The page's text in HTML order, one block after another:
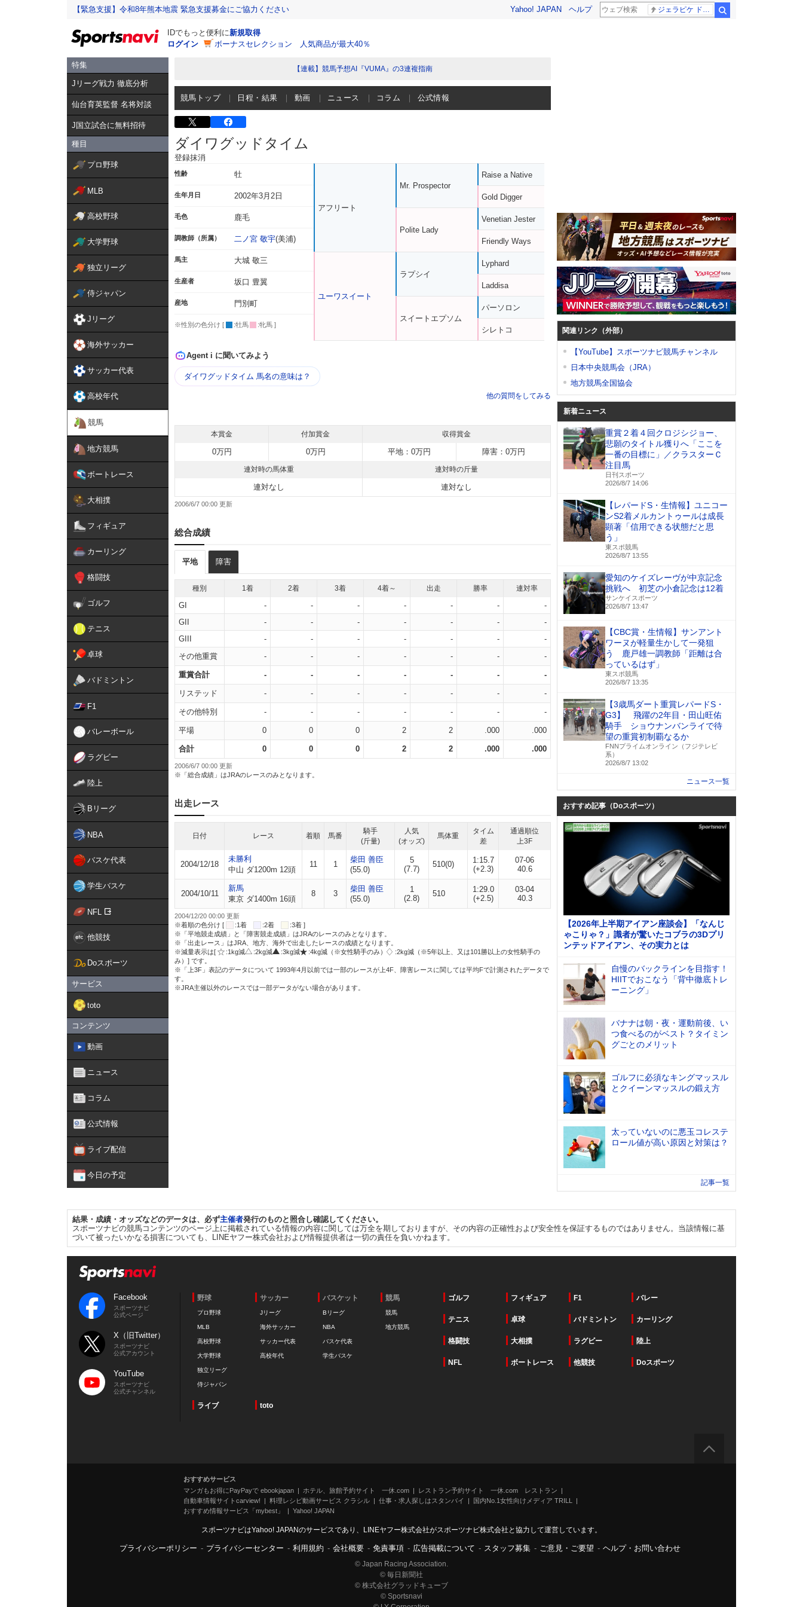
【緊急支援】令和8年熊本地震 緊急支援募金にご協力ください Yahoo! JAPAN ヘルプ
IDでもっと便利に新規取得
ログイン
ボーナスセレクション 人気商品が最大40％
特集
Jリーグ戦力 徹底分析
仙台育英監督 名将対談
J国立試合に無料招待
種目
プロ野球
MLB
高校野球
大学野球
独立リーグ
侍ジャパン
Jリーグ
海外サッカー
サッカー代表
高校年代
競馬
地方競馬
ボートレース
大相撲
フィギュア
カーリング
格闘技
ゴルフ
テニス
卓球
バドミントン
F1
バレーボール
ラグビー
陸上
Bリーグ
NBA
バスケ代表
学生バスケ
NFL
他競技
Doスポーツ
サービス
toto
コンテンツ
動画
ニュース
コラム
公式情報
ライブ配信
今日の予定
【連載】競馬予想AI『VUMA』の3連複指南
競馬トップ 日程・結果 動画 ニュース コラム 公式情報
ダイワグッドタイム
登録抹消
性齢 牡
生年月日 2002年3月2日
毛色 鹿毛
調教師（所属） 二ノ宮 敬宇(美浦)
馬主 大城 敬三
生産者 坂口 豊翼
産地 門別町
※性別の色分け [ :牡馬 :牝馬 ]
アフリート
ユーワスイート
Mr. Prospector
Polite Lady
ラプシイ
スイートエプソム
Raise a Native
Gold Digger
Venetian Jester
Friendly Ways
Lyphard
Laddisa
パーソロン
シレトコ
Agent i に聞いてみよう
ダイワグッドタイム 馬名の意味は？
他の質問をしてみる
本賞金 付加賞金 収得賞金
0万円 0万円 平地：0万円 障害：0万円
連対時の馬体重 連対時の斤量
連対なし 連対なし
2006/6/7 00:00
総合成績
平地 障害
種別 1着 2着 3着 4着～ 出走 勝率 連対率
GI - - - - - -
-
GII
- - - - - -
-
GIII
- - - - - -
-
その他重賞
- - - - - - -
重賞合計 - - - - - - -
リステッド - - - - - - -
その他特別 - - - - - - -
平場 0 0 0 2 2 .000 .000
合計 0 0 0 2 2 .000 .000
2006/6/7 00:00 更新
※「総合成績」はJRAのレースのみとなります。
出走レース
日付 レース 着順 馬番
騎手
(斤量)
人気
(オッズ)
馬体重
タイム
差
通過順位
上3F
2004/12/18
未勝利
中山 ダ1200m 12頭
11 1
柴田 善臣
(55.0)
5
(7.7)
510(0)
1:15.7
(+2.3)
07-06
40.6
2004/10/11
新馬
東京 ダ1400m 16頭
8 3
柴田 善臣
(55.0)
1
(2.8)
510
1:29.0
(+2.5)
03-04
40.3
2004/12/20 00:00 更新
※着順の色分け [
:1着 :2着
:3着 ]
※「平地競走成績」と「障害競走成績」はJRAのレースのみとなります。
※「出走レース」はJRA、地方、海外で出走したレースの成績となります。
※減量表示は[
:1kg減 :2kg減 :3kg減 :4kg減（※女性騎手のみ）
:2kg減（※5年以上、又は101勝以上の女性騎手の
み）] です。
※「上3F」表記のデータについて 1993年4月以前では一部のレースが上4F、障害レースに関しては平均Fで計測されたデータで
す。
※JRA主催以外のレースでは一部データがない場合があります。
関連リンク（外部）
【YouTube】スポーツナビ競馬チャンネル
日本中央競馬会（JRA）
地方競馬全国協会
新着ニュース
重賞２着４回クロジシジョー、
悲願のタイトル獲りへ「ここを
一番の目標に」／クラスターＣ
注目馬
日刊スポーツ
2026/8/7 14:06
【レパードS・生情報】ユニコー
ンS2着メルカントゥールは成長
顕著「信用できる状態だと思
う」
東スポ競馬
2026/8/7 13:55
愛知のケイズレーヴが中京記念
挑戦へ 初芝の小倉記念は12着
サンケイスポーツ
2026/8/7 13:47
【CBC賞・生情報】サンアント
ワーヌが軽量生かして一発狙
う 鹿戸雄一調教師「距離は合
っているはず」
東スポ競馬
2026/8/7 13:35
【3歳馬ダート重賞レパードS・
G3】 飛躍の2年目・田山旺佑
騎手 ショウナンバンライで待
望の重賞初制覇なるか
FNNプライムオンライン（フジテレビ
系）
2026/8/7 13:02
ニュース一覧
おすすめ記事（Doスポーツ）
【2026年上半期アイアン座談会】「なんじ
ゃこりゃ？」識者が驚いたコブラの3Dプリ
ンテッドアイアン、その実力とは
自慢のバックラインを目指す！
HIITでおこなう「背中徹底トレ
ーニング」
バナナは朝・夜・運動前後、い
つ食べるのがベスト？タイミン
グごとのメリット
ゴルフに必須なキングマッスル
とクイーンマッスルの鍛え方
太っていないのに悪玉コレステ
ロール値が高い原因と対策は？
記事一覧
結果・成績・オッズなどのデータは、必ず主催者発行のものと照合し確認してください。
スポーツナビの競馬コンテンツのページ上に掲載されている情報の内容に関しては万全を期しておりますが、その内容の正確性および安全性を保証するものではありません。当該情報に基
づいて被ったいかなる損害についても、LINEヤフー株式会社および情報提供者は一切の責任を負いかねます。
Facebook
スポーツナビ
公式ページ
X（旧Twitter）
スポーツナビ
公式アカウント
YouTube
スポーツナビ
公式チャンネル
野球
プロ野球
MLB
高校野球
大学野球
独立リーグ
侍ジャパン
サッカー
Jリーグ
海外サッカー
サッカー代表
高校年代
バスケット
Bリーグ
NBA
バスケ代表
学生バスケ
競馬
競馬
地方競馬
ゴルフ フィギュア F1 バレー
テニス 卓球 バドミントン カーリング
格闘技 大相撲 ラグビー 陸上
NFL ボートレース 他競技 Doスポーツ
ライブ toto
おすすめサービス
マンガもお得にPayPayで ebookjapan
ホテル、旅館予約サイト 一休.com
レストラン予約サイト 一休.com レストラン
自動車情報サイトcarview!
料理レシピ動画サービス クラシル 仕事・求人探しはスタンバイ
国内No.1女性向けメディア TRILL
おすすめ情報サービス「mybest」
Yahoo! JAPAN
スポーツナビはYahoo! JAPANのサービスであり、LINEヤフー株式会社がスポーツナビ株式会社と協力して運営しています。
プライバシーポリシー - プライバシーセンター - 利用規約 - 会社概要 - 免責事項 - 広告掲載について - スタッフ募集 - ご意見・ご要望 - ヘルプ・お問い合わせ
© Japan Racing Association.
© 毎日新聞社
© 株式会社グラッドキューブ
© Sportsnavi